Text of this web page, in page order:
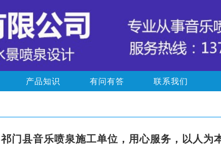
产品知识 有问有答 联系我们
祁门县音乐喷泉施工单位，用心服务，以人为